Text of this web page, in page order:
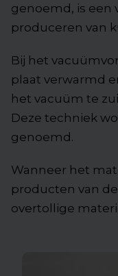
genoemd, is een
produceren van
Bij het
plaat verwarmd
het vacuüm te
Deze techniek
genoemd.
Wanneer het
producten van
overtollige